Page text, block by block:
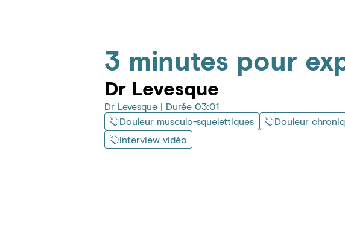
3 minutes pour
Dr Levesque
Dr Levesque | Durée 03:01
Douleur musculo-squelettiques
Douleur
Interview vidéo